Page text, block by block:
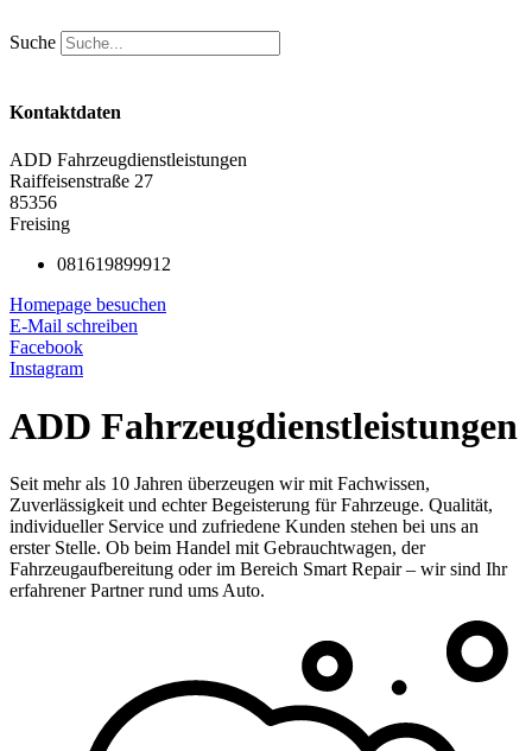
Inhalt
springen
Suche
Kontaktdaten
ADD Fahrzeugdienstleistungen
Raiffeisenstraße 27
85356
Freising
081619899912
Homepage besuchen
E-Mail schreiben
Facebook
Instagram
ADD Fahrzeugdienstleistungen
Seit mehr als 10 Jahren überzeugen wir mit Fachwissen,
Zuverlässigkeit und echter Begeisterung für Fahrzeuge. Qualität,
individueller Service und zufriedene Kunden stehen bei uns an
erster Stelle. Ob beim Handel mit Gebrauchtwagen, der
Fahrzeugaufbereitung oder im Bereich Smart Repair – wir sind Ihr
erfahrener Partner rund ums Auto.